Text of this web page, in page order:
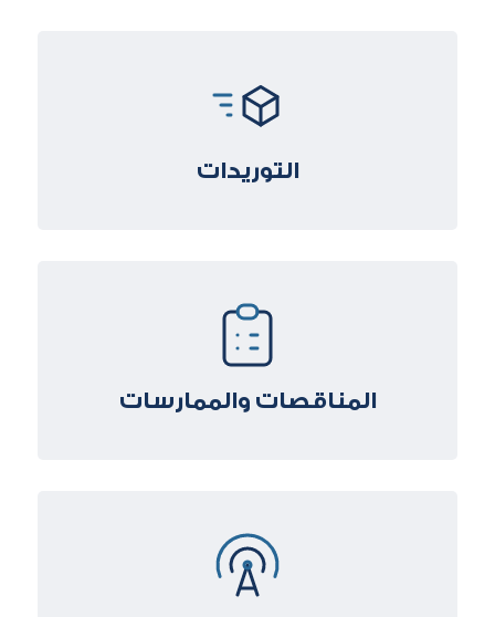
التوريدات
المناقصات والممارسات